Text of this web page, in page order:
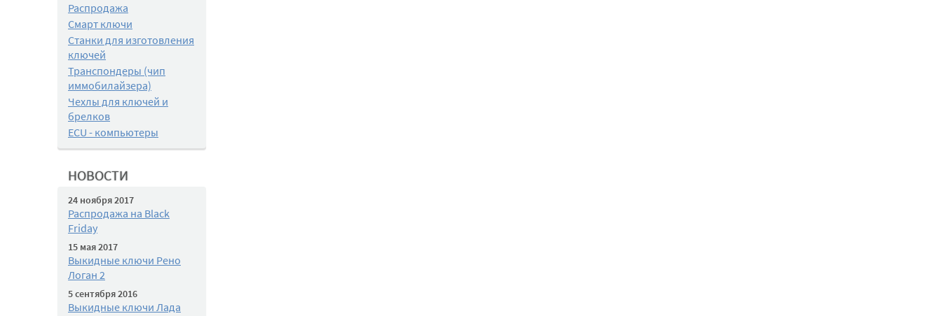
Распродажа
Смарт ключи
Станки для изготовления
ключей
Транспондеры (чип
иммобилайзера)
Чехлы для ключей и
брелков
ECU - компьютеры
НОВОСТИ
24 ноября 2017
Распродажа на Black
Friday
15 мая 2017
Выкидные ключи Рено
Логан 2
5 сентября 2016
Выкидные ключи Лада